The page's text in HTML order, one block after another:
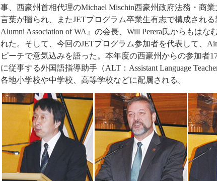
事、西豪州首相代理のMichael Mischin西豪州政府法務・商
言葉が贈られ、またJETプログラム卒業生有志で構成される
Alumni Association of WA』の会長、Will Perera氏からもはな
れた。そして、今回のJETプログラム参加者を代表して、
ピーチで意気込みを語った。本年度の西豪州からの参加者
に従事する外国語指導助手（ALT：Assistant Language
各地小学校や中学校、高等学校などに配属される。